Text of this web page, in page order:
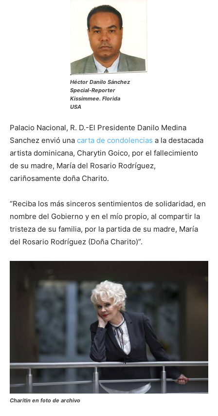
Héctor Danilo Sánchez
Special-Reporter
Kissimmee. Florida
USA
Palacio Nacional, R. D.-El Presidente Danilo Medina
Sanchez envió una carta de condolencias a la destacada
artista dominicana, Charytin Goico, por el fallecimiento
de su madre, María del Rosario Rodríguez,
cariñosamente doña Charito.
“Reciba los más sinceros sentimientos de solidaridad, en
nombre del Gobierno y en el mío propio, al compartir la
tristeza de su familia, por la partida de su madre, María
del Rosario Rodríguez (Doña Charito)”.
Charitin en foto de archivo